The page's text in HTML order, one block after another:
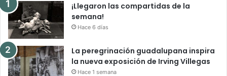
¡Llegaron las compartidas de la
semana!
Hace 6 días
La peregrinación guadalupana inspira
la nueva exposición de Irving Villegas
Hace 1 semana